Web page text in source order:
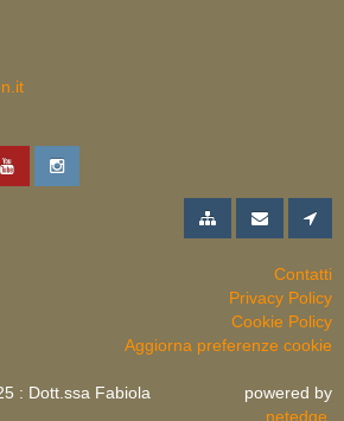
Contatti
Privacy Policy
Cookie Policy
Aggiorna preferenze cookie
: Dott.ssa Fabiola
powered by
netedge